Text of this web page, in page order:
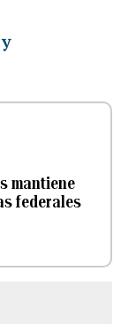
mantiene
federales